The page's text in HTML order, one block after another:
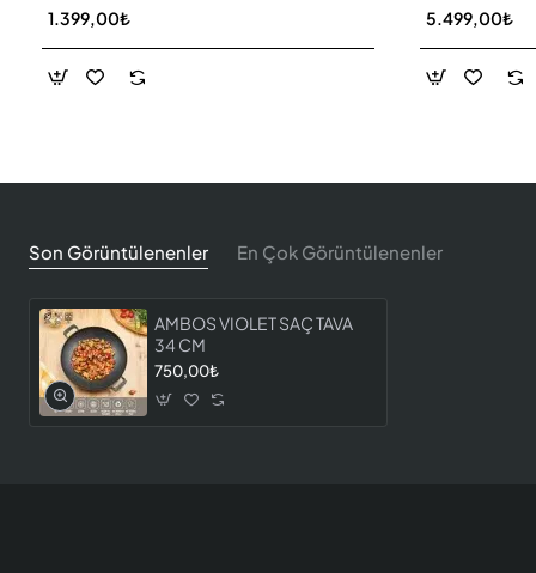
1.399,00₺ 5.499,00₺
Son Görüntülenenler En Çok Görüntülenenler
AMBOS VIOLET SAÇ TAVA
34 CM
750,00₺